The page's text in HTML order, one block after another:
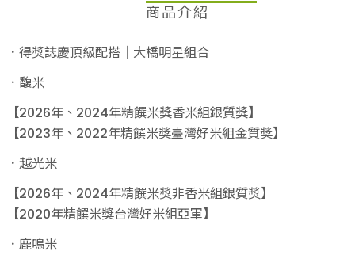
商品介紹
．得獎誌慶頂級配搭｜大橋明星組合
．馥米
【2026年、2024年精饌米獎香米組銀質獎】
【2023年、2022年精饌米獎臺灣好米組金質獎】
．越光米
【2026年、2024年精饌米獎非香米組銀質獎】
【2020年精饌米獎台灣好米組亞軍】
．鹿鳴米